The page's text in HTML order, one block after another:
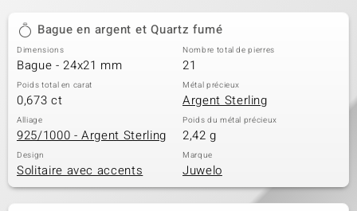
Bague en argent et Quartz fumé
Dimensions
Bague - 24x21 mm
Nombre total de pierres
21
Poids total en carat
0,673 ct
Métal précieux
Argent Sterling
Alliage
925/1000 - Argent Sterling
Poids du métal précieux
2,42 g
Design
Solitaire avec accents
Marque
Juwelo